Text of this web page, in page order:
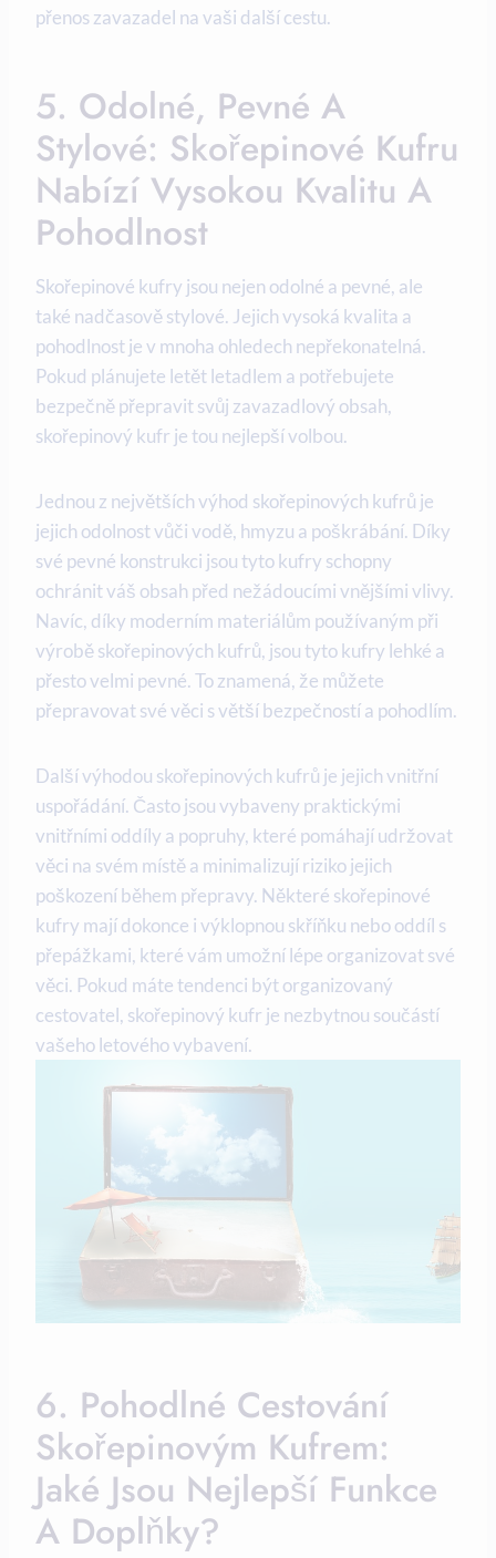
přenos zavazadel na vaši další cestu.
5. Odolné, Pevné A
Stylové: Skořepinové Kufru
Nabízí Vysokou Kvalitu A
Pohodlnost
Skořepinové kufry jsou nejen odolné a pevné, ale
také nadčasově stylové. Jejich vysoká kvalita a
pohodlnost je v mnoha ohledech nepřekonatelná.
Pokud plánujete letět letadlem a potřebujete
bezpečně přepravit svůj zavazadlový obsah,
skořepinový kufr je tou nejlepší volbou.
Jednou z největších výhod skořepinových kufrů je
jejich odolnost vůči vodě, hmyzu a poškrábání. Díky
své pevné konstrukci jsou tyto kufry schopny
ochránit váš obsah před nežádoucími vnějšími vlivy.
Navíc, díky moderním materiálům používaným při
výrobě skořepinových kufrů, jsou tyto kufry lehké a
přesto velmi pevné. To znamená, že můžete
přepravovat své věci s větší bezpečností a pohodlím.
Další výhodou skořepinových kufrů je jejich vnitřní
uspořádání. Často jsou vybaveny praktickými
vnitřními oddíly a popruhy, které pomáhají udržovat
věci na svém místě a minimalizují riziko jejich
poškození během přepravy. Některé skořepinové
kufry mají dokonce i výklopnou skříňku nebo oddíl s
přepážkami, které vám umožní lépe organizovat své
věci. Pokud máte tendenci být organizovaný
cestovatel, skořepinový kufr je nezbytnou součástí
vašeho letového vybavení.
6. Pohodlné Cestování
Skořepinovým Kufrem:
Jaké Jsou Nejlepší Funkce
A Doplňky?